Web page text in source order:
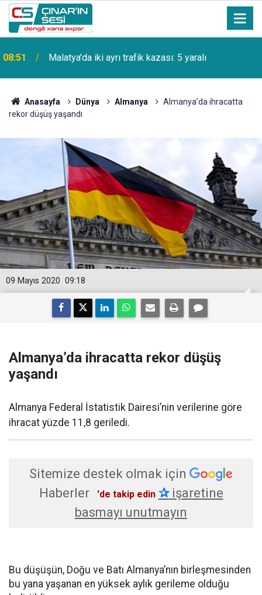
08:50
Adıyaman’da yol verme kavgası: Minibüs şoförünü
darp eden şahıslar tutuklandı
Anasayfa Dünya Almanya
Almanya’da ihracatta
rekor düşüş yaşandı
09:18
09 Mayıs 2020
Almanya’da ihracatta rekor düşüş
yaşandı
Almanya Federal İstatistik Dairesi’nin verilerine göre
ihracat yüzde 11,8 geriledi.
Sitemize destek olmak için
Haberler
'de takip edin ✰işaretine
basmayı unutmayın
Bu düşüşün, Doğu ve Batı Almanya’nın birleşmesinden
bu yana yaşanan en yüksek aylık gerileme olduğu